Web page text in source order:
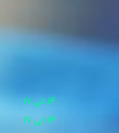
14 الی 17
14 الی 17